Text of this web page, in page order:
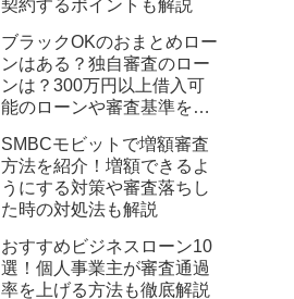
契約するポイントも解説
ブラックOKのおまとめロー
ンはある？独自審査のロー
ンは？300万円以上借入可
能のローンや審査基準を徹
SMBCモビットで増額審査
方法を紹介！増額できるよ
うにする対策や審査落ちし
た時の対処法も解説
おすすめビジネスローン10
選！個人事業主が審査通過
率を上げる方法も徹底解説